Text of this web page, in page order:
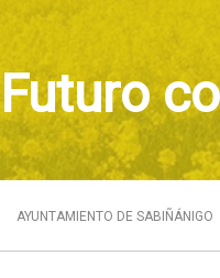
Futuro
AYUNTAMIENTO DE SABIÑÁNIGO